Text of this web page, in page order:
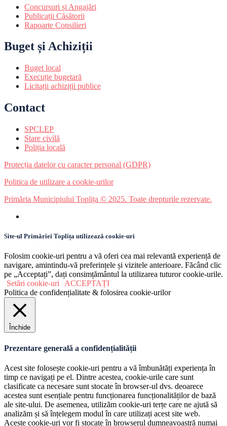
Concursuri și Angajări
Publicații Căsătorii
Rapoarte Consilieri
Buget și Achiziții
Buget local
Execuție bugetară
Licitații achiziții publice
Contact
SPCLEP
Stare civilă
Poliția locală
Protecția datelor cu caracter personal (GDPR)
Politica de utilizare a cookie-urilor
Primăria Municipiului Toplița © 2025. Toate drepturile rezervate.
Site-ul Primăriei Toplița utilizează cookie-uri
Folosim cookie-uri pentru a vă oferi cea mai relevantă experiență de
navigare, amintindu-vă preferințele și vizitele anterioare. Făcând clic
pe „Acceptați”, dați consimțământul la utilizarea tuturor cookie-urile.
Setări cookie-uri ACCEPTAȚI
Politica de confidențialitate & folosirea cookie-urilor
Închide
Prezentare generală a confidențialității
Acest site folosește cookie-uri pentru a vă îmbunătăți experiența în
timp ce navigați pe el. Dintre acestea, cookie-urile care sunt
clasificate ca necesare sunt stocate în browser-ul dvs. deoarece
acestea sunt esențiale pentru funcționarea funcționalităților de bază
ale site-ului. De asemenea, utilizăm cookie-uri terțe care ne ajută să
analizăm și să înțelegem modul în care utilizați acest site web.
Aceste cookie-uri vor fi stocate în browserul dumneavoastră numai